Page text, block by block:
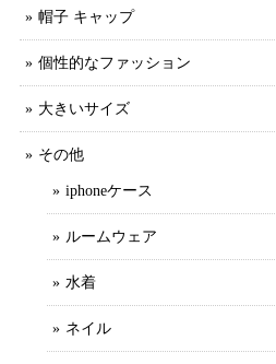
帽子 キャップ
個性的なファッション
大きいサイズ
その他
iphoneケース
ルームウェア
水着
ネイル